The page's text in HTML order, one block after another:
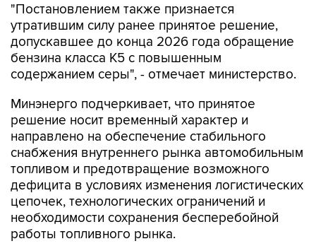
"Постановлением также признается
утратившим силу ранее принятое решение,
допускавшее до конца 2026 года обращение
бензина класса К5 с повышенным
содержанием серы", - отмечает министерство.
Минэнерго подчеркивает, что принятое
решение носит временный характер и
направлено на обеспечение стабильного
снабжения внутреннего рынка автомобильным
топливом и предотвращение возможного
дефицита в условиях изменения логистических
цепочек, технологических ограничений и
необходимости сохранения бесперебойной
работы топливного рынка.